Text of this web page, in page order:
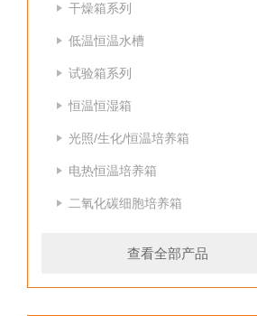
干燥箱系列
低温恒温水槽
试验箱系列
恒温恒湿箱
光照/生化/恒温培养箱
电热恒温培养箱
二氧化碳细胞培养箱
查看全部产品